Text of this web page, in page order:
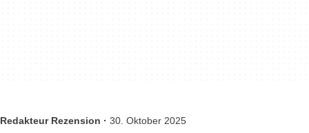
Redakteur Rezension · 30. Oktober 2025